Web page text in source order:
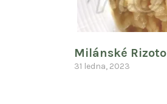
Milánské Rizoto
31 ledna, 2023